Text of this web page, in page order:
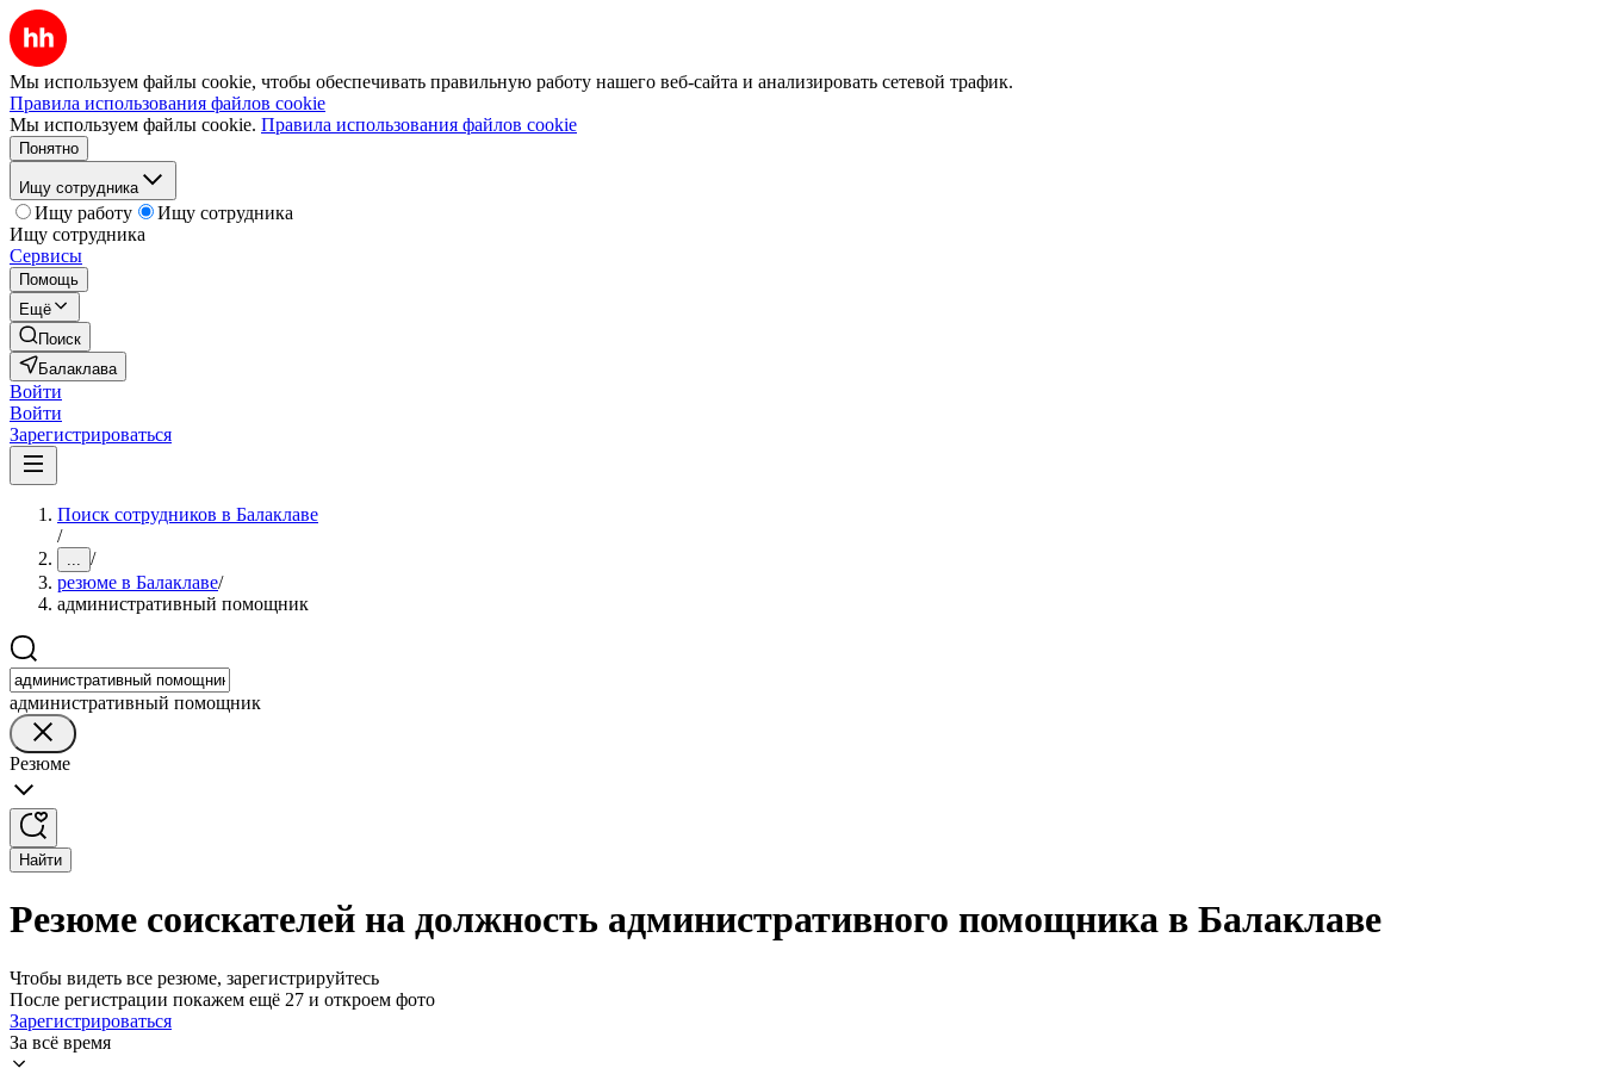
Мы используем файлы cookie, чтобы обеспечивать правильную работу нашего веб-сайта и анализировать сетевой трафик.
Правила использования файлов cookie
Мы используем файлы cookie. Правила использования файлов cookie
Понятно
Ищу сотрудника
Ищу работу
Ищу сотрудника
Ищу сотрудника
Сервисы
Помощь
Ещё
Поиск
Балаклава
Войти
Войти
Зарегистрироваться
Поиск сотрудников в Балаклаве
/
... /
резюме в Балаклаве/
административный помощник
административный помощник
Резюме
Найти
Резюме соискателей на должность административного помощника в Балаклаве
Чтобы видеть все резюме, зарегистрируйтесь
После регистрации покажем ещё 27 и откроем фото
Зарегистрироваться
За всё время